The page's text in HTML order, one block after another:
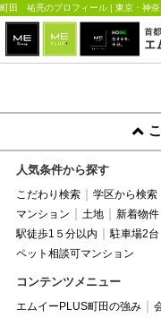
町田 祐亮のプロフィール | 東京・神
人気条件から探す
こだわり検索 学区から検索
マンション
土地 新着物件
駅徒歩1５分以内
駐車場2台
ペット相談可マンション
コンテンツメニュー
エムイーPLUS町田の強み